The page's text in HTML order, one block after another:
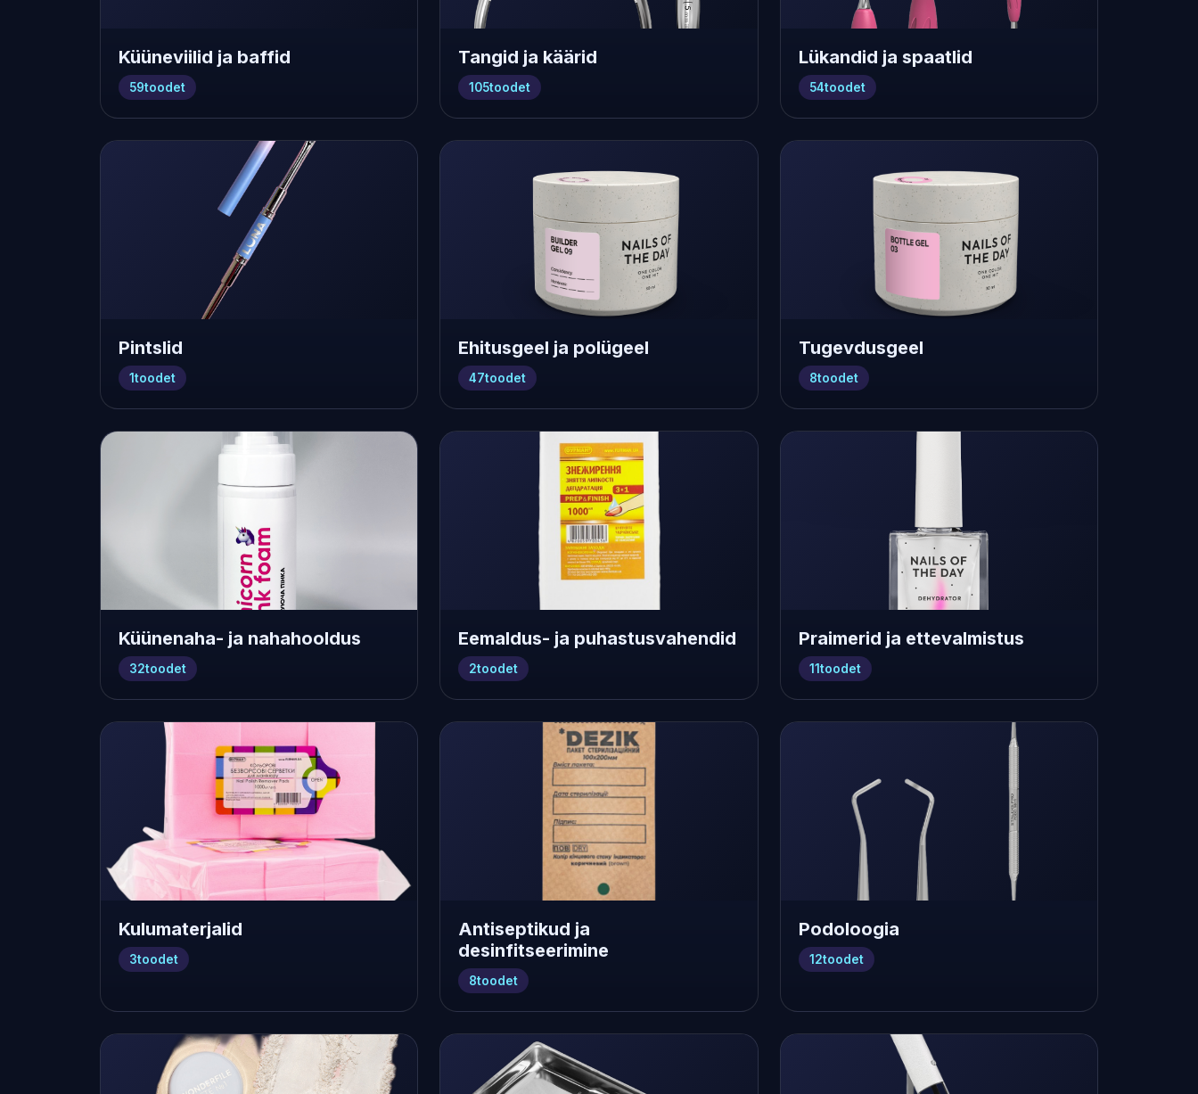
Küüneviilid ja baffid
59toodet
Tangid ja käärid
105toodet
Lükandid ja spaatlid
54toodet
Pintslid
1toodet
Ehitusgeel ja polügeel
47toodet
Tugevdusgeel
8toodet
Küünenaha- ja nahahooldus
32toodet
Eemaldus- ja puhastusvahendid
2toodet
Praimerid ja ettevalmistus
11toodet
Kulumaterjalid
3toodet
Antiseptikud ja
desinfitseerimine
8toodet
Podoloogia
12toodet